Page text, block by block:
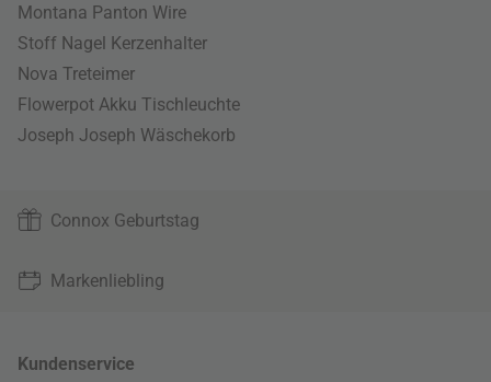
Montana Panton Wire
Stoff Nagel Kerzenhalter
Nova Treteimer
Flowerpot Akku Tischleuchte
Joseph Joseph Wäschekorb
Connox Geburtstag
Markenliebling
Kundenservice